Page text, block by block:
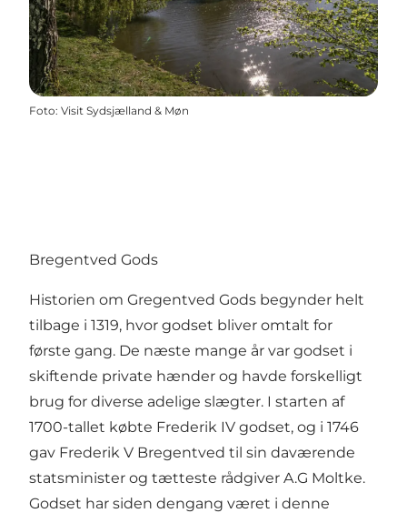
Foto: Visit Sydsjælland & Møn
Bregentved Gods
Historien om Gregentved Gods begynder helt
tilbage i 1319, hvor godset bliver omtalt for
første gang. De næste mange år var godset i
skiftende private hænder og havde forskelligt
brug for diverse adelige slægter. I starten af
1700-tallet købte Frederik IV godset, og i 1746
gav Frederik V Bregentved til sin daværende
statsminister og tætteste rådgiver A.G Moltke.
Godset har siden dengang været i denne